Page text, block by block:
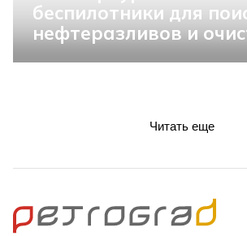
беспилотники для
нефтеразливов и
Читать еще